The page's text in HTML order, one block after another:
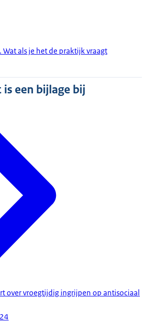
als je het de praktijk vraagt
een bijlage bij
over vroegtijdig ingrijpen op antisociaal